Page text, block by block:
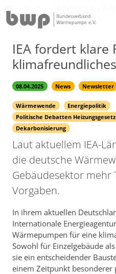
IEA fordert klare
IEA fordert klare
08.04.2025 News Newsletter
Wärmewende
Energiepolitik
Politische Debatten Heizungsgesetz
Dekarbonisierung
Laut aktuellem IEA-
die deutsche
Gebäudesektor mehr
Vorgaben.
In ihrem aktuellen
Internationale
Wärmepumpen für eine
Sowohl für Einzelgebäude
sie ein entscheidender
einem Zeitpunkt besonderer